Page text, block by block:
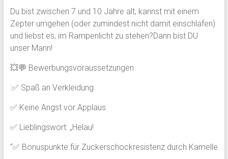
Du bist zwischen 7 und 10 Jahre alt, kannst mit einem
Zepter umgehen (oder zumindest nicht damit einschlafen)
und liebst es, im Rampenlicht zu stehen?Dann bist DU
unser Mann!
💥💬 Bewerbungsvoraussetzungen
:✅ Spaß an Verkleidung
✅ Keine Angst vor Applaus
✅ Lieblingswort: „Helau!
“✅ Bonuspunkte für Zuckerschockresistenz durch Kamelle